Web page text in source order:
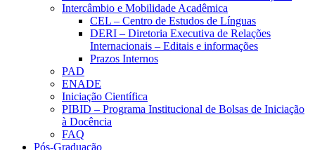
Intercâmbio e Mobilidade Acadêmica
CEL – Centro de Estudos de Línguas
DERI – Diretoria Executiva de Relações
Internacionais – Editais e informações
Prazos Internos
PAD
ENADE
Iniciação Científica
PIBID – Programa Institucional de Bolsas de Iniciação
à Docência
FAQ
Pós-Graduação